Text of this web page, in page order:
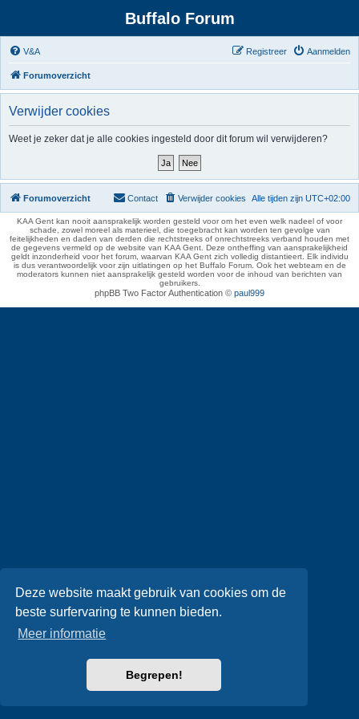
Deze website maakt gebruik van cookies om de
beste surfervaring te kunnen bieden.
Meer informatie
Begrepen!
Buffalo Forum
V&A Aanmelden
Registreer
Forumoverzicht
Verwijder cookies
Weet je zeker dat je alle cookies ingesteld door dit forum wil verwijderen?
Forumoverzicht Alle tijden zijn UTC+02:00
Verwijder cookies
Contact
KAA Gent kan nooit aansprakelijk worden gesteld voor om het even welk nadeel of voor
schade, zowel moreel als materieel, die toegebracht kan worden ten gevolge van
feitelijkheden en daden van derden die rechtstreeks of onrechtstreeks verband houden met
de gegevens vermeld op de website van KAA Gent. Deze ontheffing van aansprakelijkheid
geldt inzonderheid voor het forum, waarvan KAA Gent zich volledig distantieert. Elk individu
is dus verantwoordelijk voor zijn uitlatingen op het Buffalo Forum. Ook het webteam en de
moderators kunnen niet aansprakelijk gesteld worden voor de inhoud van berichten van
gebruikers.
phpBB Two Factor Authentication © paul999